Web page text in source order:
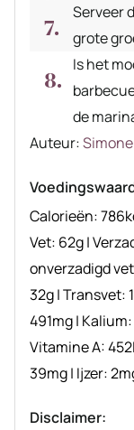
Serveer
grote
Is het
de
Auteur
Auteur:Simone
Calorieën:786
Vet: 62g|
onverzadigd
32g|Transvet: 1
491mg| Kalium:
Vitamine A:452
39mg| Ijzer:2
Disclaimer: